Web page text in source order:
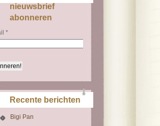
nieuwsbrief
abonneren
*
Recente berichten
Bigi Pan